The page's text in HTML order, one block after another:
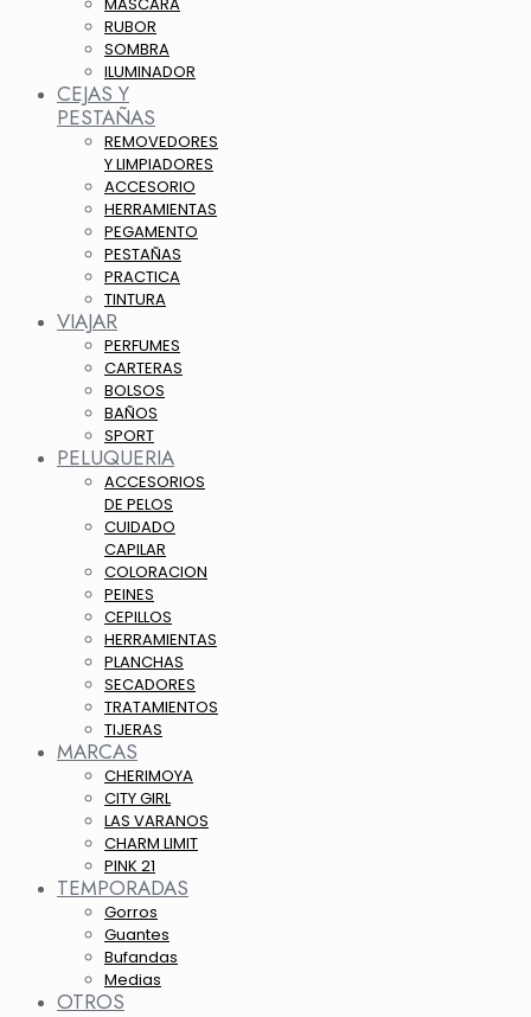
RUBOR
SOMBRA
ILUMINADOR
CEJAS Y
PESTAÑAS
REMOVEDORES
Y LIMPIADORES
ACCESORIO
HERRAMIENTAS
PEGAMENTO
PESTAÑAS
PRACTICA
TINTURA
VIAJAR
PERFUMES
CARTERAS
BOLSOS
BAÑOS
SPORT
PELUQUERIA
ACCESORIOS
DE PELOS
CUIDADO
CAPILAR
COLORACION
PEINES
CEPILLOS
HERRAMIENTAS
PLANCHAS
SECADORES
TRATAMIENTOS
TIJERAS
MARCAS
CHERIMOYA
CITY GIRL
LAS VARANOS
CHARM LIMIT
PINK 21
TEMPORADAS
Gorros
Guantes
Bufandas
Medias
OTROS